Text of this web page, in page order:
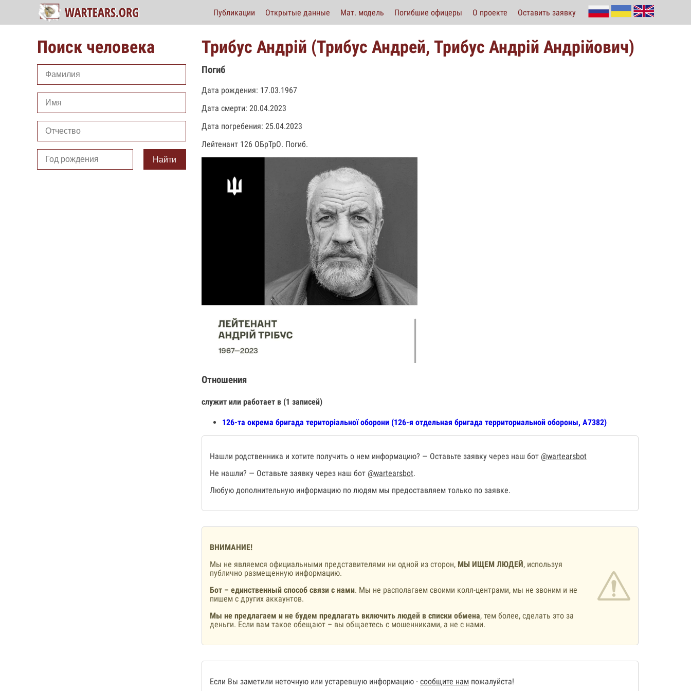
Публикации Открытые данные Мат. модель Погибшие офицеры О проекте Оставить заявку
Поиск человека
Найти
Трибус Андрій (Трибус Андрей, Трибус Андрій Андрійович)
Погиб
Дата рождения: 17.03.1967
Дата смерти: 20.04.2023
Дата погребения: 25.04.2023
Лейтенант 126 ОБрТрО. Погиб.
Отношения
служит или работает в (1 записей)
126-та окрема бригада територіальної оборони (126-я отдельная бригада территориальной обороны, А7382)
Нашли родственника и хотите получить о нем информацию? — Оставьте заявку через наш бот @wartearsbot
Не нашли? — Оставьте заявку через наш бот @wartearsbot.
Любую дополнительную информацию по людям мы предоставляем только по заявке.
ВНИМАНИЕ!
Мы не являемся официальными представителями ни одной из сторон, МЫ ИЩЕМ ЛЮДЕЙ, используя
публично размещенную информацию.
Бот – единственный способ связи с нами. Мы не располагаем своими колл-центрами, мы не звоним и не
пишем с других аккаунтов.
Мы не предлагаем и не будем предлагать включить людей в списки обмена, тем более, сделать это за
деньги. Если вам такое обещают – вы общаетесь с мошенниками, а не с нами.
Если Вы заметили неточную или устаревшую информацию - сообщите нам пожалуйста!